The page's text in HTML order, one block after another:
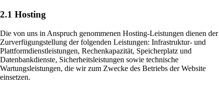
2.1 Hosting
Die von uns in Anspruch genommenen Hosting-Leistungen dienen der
Zurverfügungstellung der folgenden Leistungen: Infrastruktur- und
Plattformdienstleistungen, Rechenkapazität, Speicherplatz und
Datenbankdienste, Sicherheitsleistungen sowie technische
Wartungsleistungen, die wir zum Zwecke des Betriebs der Website
einsetzen.